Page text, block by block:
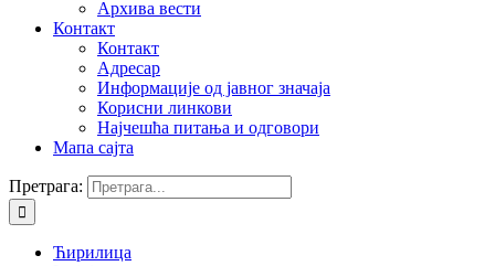
Архива вести
Контакт
Контакт
Адресар
Информације од јавног значаја
Корисни линкови
Најчешћа питања и одговори
Мапа сајта
Претрага:
Ћирилица